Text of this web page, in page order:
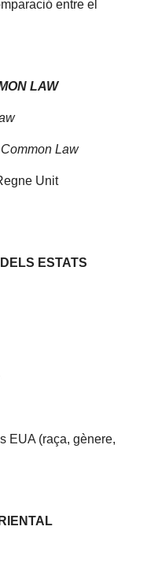
entre el
LAW
Common Law
Unit
ESTATS
EUA (raça, gènere,